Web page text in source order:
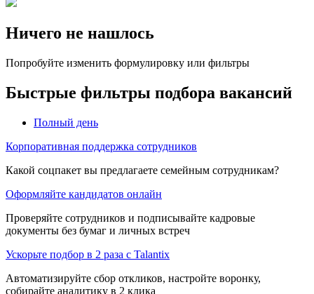
Ничего не нашлось
Попробуйте изменить формулировку или фильтры
Быстрые фильтры подбора вакансий
Полный день
Корпоративная поддержка сотрудников
Какой соцпакет вы предлагаете семейным сотрудникам?
Оформляйте кандидатов онлайн
Проверяйте сотрудников и подписывайте кадровые
документы без бумаг и личных встреч
Ускорьте подбор в 2 раза с Talantix
Автоматизируйте сбор откликов, настройте воронку,
собирайте аналитику в 2 клика